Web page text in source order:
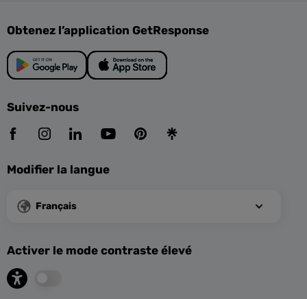
Obtenez l’application GetResponse
Suivez-nous
Modifier la langue
Français
Activer le mode contraste élevé